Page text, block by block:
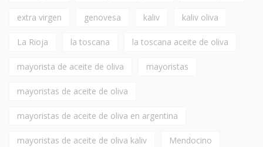
extra virgen genovesa kaliv kaliv oliva
La Rioja la toscana la toscana aceite de oliva
mayorista de aceite de oliva mayoristas
mayoristas de aceite de oliva
mayoristas de aceite de oliva en argentina
mayoristas de aceite de oliva kaliv Mendocino